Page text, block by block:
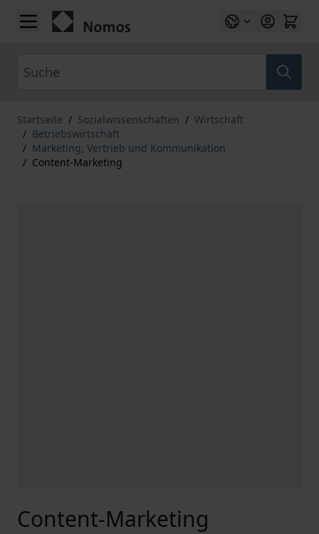
Zum Inhalt springen
Startseite / Sozialwissenschaften / Wirtschaft
/ Betriebswirtschaft
/ Marketing, Vertrieb und Kommunikation
/ Content-Marketing
Content-Marketing